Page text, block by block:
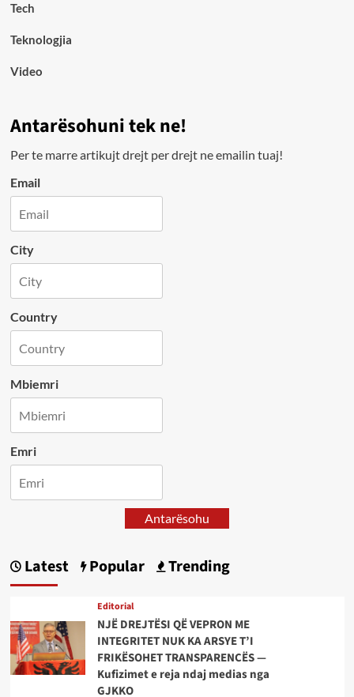
Tech
Teknologjia
Video
Antarësohuni tek ne!
Per te marre artikujt drejt per drejt ne emailin tuaj!
Email
City
Country
Mbiemri
Emri
Antarësohu
Latest Popular Trending
Editorial
NJË DREJTËSI QË VEPRON ME
INTEGRITET NUK KA ARSYE T’I
FRIKËSOHET TRANSPARENCËS —
Kufizimet e reja ndaj medias nga
GJKKO